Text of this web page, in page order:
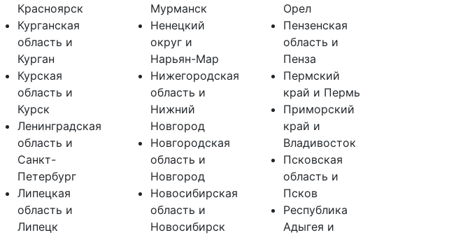
Красноярск
Курганская
область и
Курган
Курская
область и
Курск
Ленинградская
область и
Санкт-
Петербург
Липецкая
область и
Липецк
Мурманск
Ненецкий
округ и
Нарьян-Мар
Нижегородская
область и
Нижний
Новгород
Новгородская
область и
Новгород
Новосибирская
область и
Новосибирск
Орел
Пензенская
область и
Пенза
Пермский
край и Пермь
Приморский
край и
Владивосток
Псковская
область и
Псков
Республика
Адыгея и